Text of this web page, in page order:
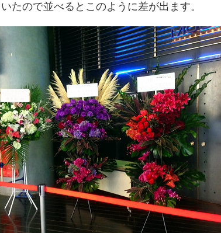
たので並べるとこのように差が出ます。